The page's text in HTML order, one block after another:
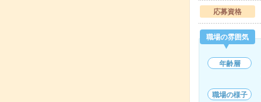
応募資格
職場の雰囲気
年齢層
職場の様子